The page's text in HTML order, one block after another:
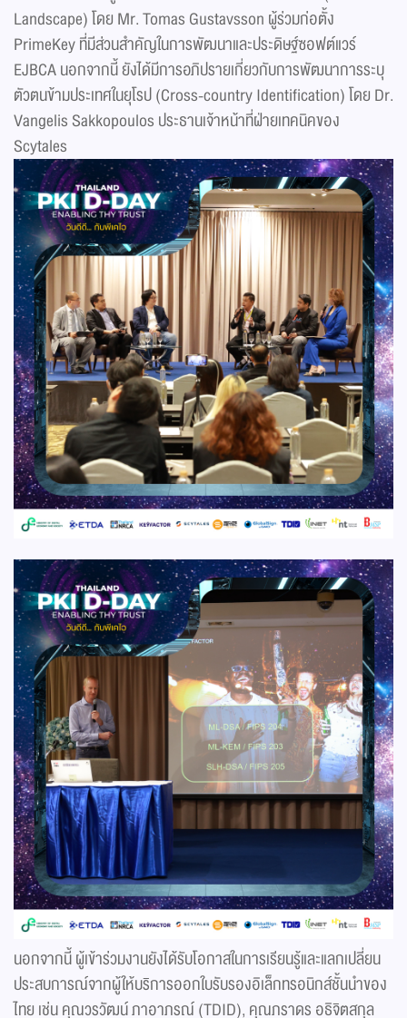
Landscape) โดย Mr. Tomas Gustavsson ผู้ร่วมก่อตั้ง
PrimeKey ที่มีส่วนสำคัญในการพัฒนาและประดิษฐ์ซอฟต์แวร์
EJBCA นอกจากนี้ ยังได้มีการอภิปรายเกี่ยวกับการพัฒนาการระบุ
ตัวตนข้ามประเทศในยุโรป (Cross-country Identification) โดย Dr.
Vangelis Sakkopoulos ประธานเจ้าหน้าที่ฝ่ายเทคนิคของ
Scytales
นอกจากนี้ ผู้เข้าร่วมงานยังได้รับโอกาสในการเรียนรู้และแลกเปลี่ยน
ประสบการณ์จากผู้ให้บริการออกใบรับรองอิเล็กทรอนิกส์ชั้นนำของ
ไทย เช่น คุณวรวัฒน์ ภาอาภรณ์ (TDID), คุณภราดร อธิจิตสกุล